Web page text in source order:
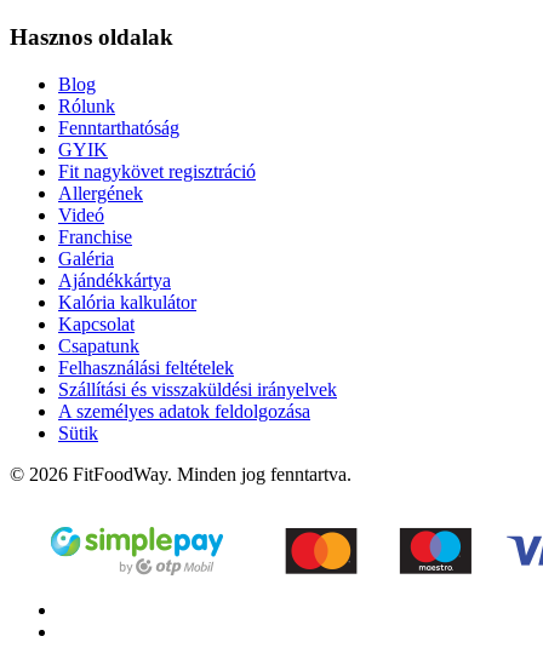
Hasznos oldalak
Blog
Rólunk
Fenntarthatóság
GYIK
Fit nagykövet regisztráció
Allergének
Videó
Franchise
Galéria
Ajándékkártya
Kalória kalkulátor
Kapcsolat
Csapatunk
Felhasználási feltételek
Szállítási és visszaküldési irányelvek
A személyes adatok feldolgozása
Sütik
© 2026 FitFoodWay. Minden jog fenntartva.